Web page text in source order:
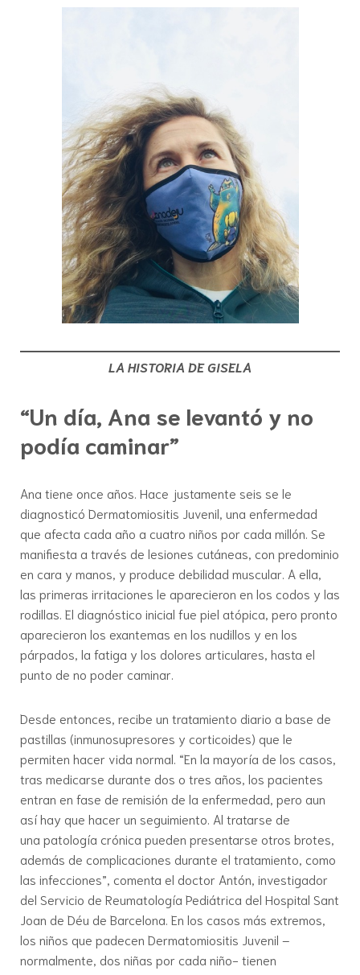
LA HISTORIA DE GISELA
“Un día, Ana se levantó y no
podía caminar”
Ana tiene once años. Hace justamente seis se le
diagnosticó Dermatomiositis Juvenil, una enfermedad
que afecta cada año a cuatro niños por cada millón. Se
manifiesta a través de lesiones cutáneas, con predominio
en cara y manos, y produce debilidad muscular. A ella,
las primeras irritaciones le aparecieron en los codos y las
rodillas. El diagnóstico inicial fue piel atópica, pero pronto
aparecieron los exantemas en los nudillos y en los
párpados, la fatiga y los dolores articulares, hasta el
punto de no poder caminar.
Desde entonces, recibe un tratamiento diario a base de
pastillas (inmunosupresores y corticoides) que le
permiten hacer vida normal. “En la mayoría de los casos,
tras medicarse durante dos o tres años, los pacientes
entran en fase de remisión de la enfermedad, pero aun
así hay que hacer un seguimiento. Al tratarse de
una patología crónica pueden presentarse otros brotes,
además de complicaciones durante el tratamiento, como
las infecciones”, comenta el doctor Antón, investigador
del Servicio de Reumatología Pediátrica del Hospital Sant
Joan de Déu de Barcelona. En los casos más extremos,
los niños que padecen Dermatomiositis Juvenil –
normalmente, dos niñas por cada niño- tienen